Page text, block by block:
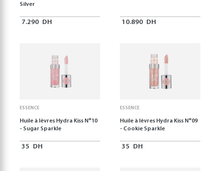
Silver
7.290 DH 10.890 DH
ESSENCE
Huile à lèvres Hydra Kiss N°10
- Sugar Sparkle
35 DH
ESSENCE
Huile à lèvres Hydra Kiss N°09
- Cookie Sparkle
35 DH